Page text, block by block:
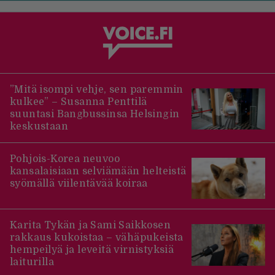
”Mitä isompi vehje, sen paremmin
kulkee” – Susanna Penttilä
suuntasi Bangbussinsa Helsingin
keskustaan
Pohjois-Korea neuvoo
kansalaisiaan selviämään helteistä
syömällä viilentävää koiraa
Karita Tykän ja Sami Saikkosen
rakkaus kukoistaa – vähäpukeista
hempeilyä ja leveitä virnistyksiä
laiturilla